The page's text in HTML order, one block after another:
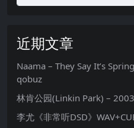
近期文章
Naama – They Say It’s
qobuz
林肯公园(Linkin Park) –
李尤《非常听DSD》